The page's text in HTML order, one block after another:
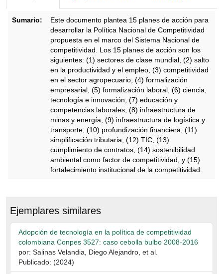
Sumario:
Este documento plantea 15 planes de acción para
desarrollar la Política Nacional de Competitividad
propuesta en el marco del Sistema Nacional de
competitividad. Los 15 planes de acción son los
siguientes: (1) sectores de clase mundial, (2) salto
en la productividad y el empleo, (3) competitividad
en el sector agropecuario, (4) formalización
empresarial, (5) formalización laboral, (6) ciencia,
tecnología e innovación, (7) educación y
competencias laborales, (8) infraestructura de
minas y energía, (9) infraestructura de logística y
transporte, (10) profundización financiera, (11)
simplificación tributaria, (12) TIC, (13)
cumplimiento de contratos, (14) sostenibilidad
ambiental como factor de competitividad, y (15)
fortalecimiento institucional de la competitividad.
Ejemplares similares
Adopción de tecnología en la política de competitividad
colombiana Conpes 3527: caso cebolla bulbo 2008-2016
por: Salinas Velandia, Diego Alejandro, et al.
Publicado: (2024)